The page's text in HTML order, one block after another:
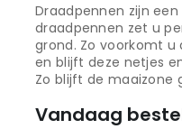
Draadpennen zijn
draadpennen zet u
grond. Zo voorkomt
en blijft deze netjes
Zo blijft de maaizone
Vandaag